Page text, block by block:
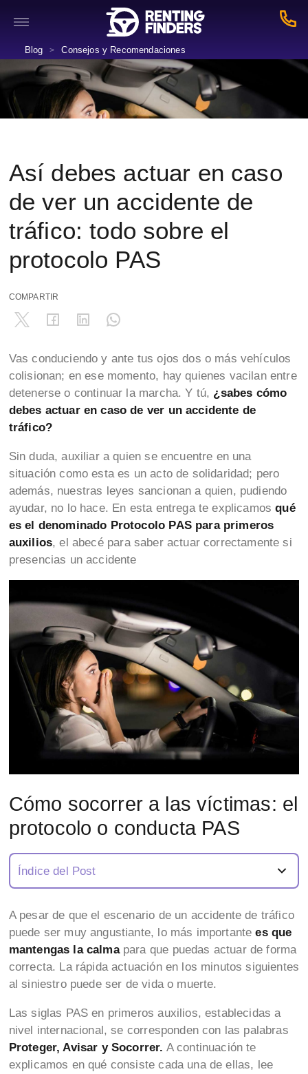
Blog > Consejos y Recomendaciones
Así debes actuar en caso
de ver un accidente de
tráfico: todo sobre el
protocolo PAS
COMPARTIR
Vas conduciendo y ante tus ojos dos o más vehículos
colisionan; en ese momento, hay quienes vacilan entre
detenerse o continuar la marcha. Y tú, ¿sabes cómo
debes actuar en caso de ver un accidente de
tráfico?
Sin duda, auxiliar a quien se encuentre en una
situación como esta es un acto de solidaridad; pero
además, nuestras leyes sancionan a quien, pudiendo
ayudar, no lo hace. En esta entrega te explicamosqué
es el denominado Protocolo PAS para primeros
auxilios, el abecé para saber actuar correctamente si
presencias un accidente
Cómo socorrer a las víctimas: el
protocolo o conducta PAS
Índice del Post
A pesar de que el escenario de un accidente de tráfico
puede ser muy angustiante, lo más importantees que
mantengas la calmapara que puedas actuar de forma
correcta. La rápida actuación en los minutos siguientes
al siniestro puede ser de vida o muerte.
Las siglas PAS en primeros auxilios, establecidas a
nivel internacional, se corresponden con las palabras
Proteger, Avisar y Socorrer. A continuación te
explicamos en qué consiste cada una de ellas, lee